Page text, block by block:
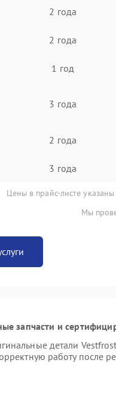
2 года
2 года
1 год
3 года
2 года
3 года
Цены в прайс-листе
Мы
запчасти и
детали
работу после